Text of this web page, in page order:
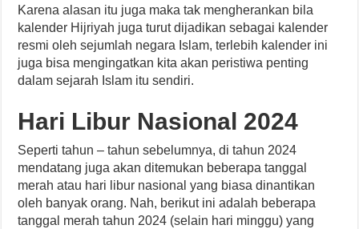
Karena alasan itu juga maka tak mengherankan bila
kalender Hijriyah juga turut dijadikan sebagai kalender
resmi oleh sejumlah negara Islam, terlebih kalender ini
juga bisa mengingatkan kita akan peristiwa penting
dalam sejarah Islam itu sendiri.
Hari Libur Nasional 2024
Seperti tahun – tahun sebelumnya, di tahun 2024
mendatang juga akan ditemukan beberapa tanggal
merah atau hari libur nasional yang biasa dinantikan
oleh banyak orang. Nah, berikut ini adalah beberapa
tanggal merah tahun 2024 (selain hari minggu) yang